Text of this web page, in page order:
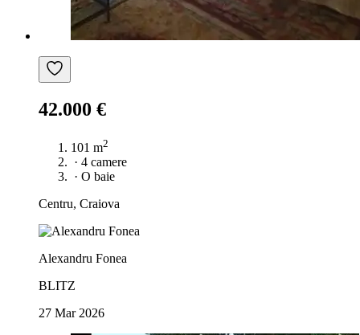
42.000 €
101 m2
· 4 camere
· O baie
Centru, Craiova
Alexandru Fonea
BLITZ
27 Mar 2026